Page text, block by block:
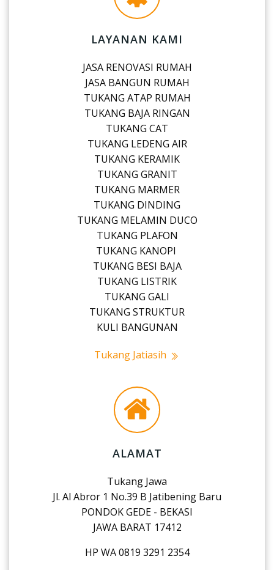
LAYANAN KAMI
JASA RENOVASI RUMAH
JASA BANGUN RUMAH
TUKANG ATAP RUMAH
TUKANG BAJA RINGAN
TUKANG CAT
TUKANG LEDENG AIR
TUKANG KERAMIK
TUKANG GRANIT
TUKANG MARMER
TUKANG DINDING
TUKANG MELAMIN DUCO
TUKANG PLAFON
TUKANG KANOPI
TUKANG BESI BAJA
TUKANG LISTRIK
TUKANG GALI
TUKANG STRUKTUR
KULI BANGUNAN
Tukang Jatiasih
ALAMAT
Tukang Jawa
Jl. Al Abror 1 No.39 B Jatibening Baru
PONDOK GEDE - BEKASI
JAWA BARAT 17412
HP WA 0819 3291 2354